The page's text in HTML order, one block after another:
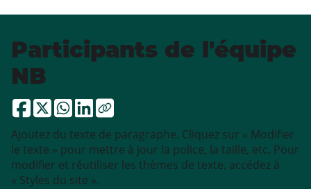
Participants de l'équipe
NB
Ajoutez du texte de paragraphe. Cliquez sur « Modifier
le texte » pour mettre à jour la police, la taille, etc. Pour
modifier et réutiliser les thèmes de texte, accédez à
« Styles du site ».